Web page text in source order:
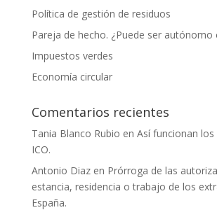
Política de gestión de residuos
Pareja de hecho. ¿Puede ser autónomo
Impuestos verdes
Economía circular
Comentarios recientes
Tania Blanco Rubio en Así funcionan
ICO.
Antonio Diazen Prórroga de las
estancia, residencia o trabajo de los
España.